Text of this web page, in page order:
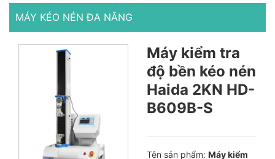
MÁY KÉO NÉN ĐA NĂNG
Máy kiểm tra
độ bền kéo nén
Haida 2KN HD-
B609B-S
Tên sản phẩm: Máy kiểm